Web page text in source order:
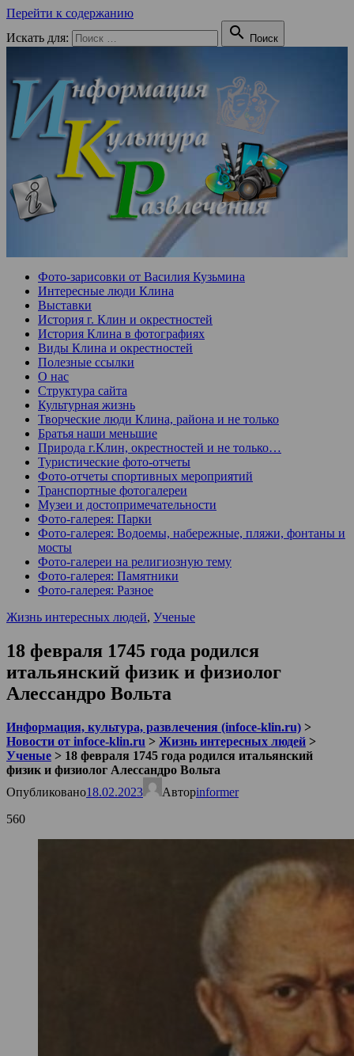
Перейти к содержанию
Искать для:
 Поиск
Фото-зарисовки от Василия Кузьмина
Интересные люди Клина
Выставки
История г. Клин и окрестностей
История Клина в фотографиях
Виды Клина и окрестностей
Полезные ссылки
О нас
Структура сайта
Культурная жизнь
Творческие люди Клина, района и не только
Братья наши меньшие
Природа г.Клин, окрестностей и не только…
Туристические фото-отчеты
Фото-отчеты спортивных мероприятий
Транспортные фотогалереи
Музеи и достопримечательности
Фото-галерея: Парки
Фото-галерея: Водоемы, набережные, пляжи, фонтаны и
мосты
Фото-галереи на религиозную тему
Фото-галерея: Памятники
Фото-галерея: Разное
Жизнь интересных людей, Ученые
18 февраля 1745 года родился
итальянский физик и физиолог
Алессандро Вольта
Информация, культура, развлечения (infoce-klin.ru) >
Новости от infoce-klin.ru > Жизнь интересных людей >
Ученые > 18 февраля 1745 года родился итальянский
физик и физиолог Алессандро Вольта
Опубликовано18.02.2023 Авторinformer
560